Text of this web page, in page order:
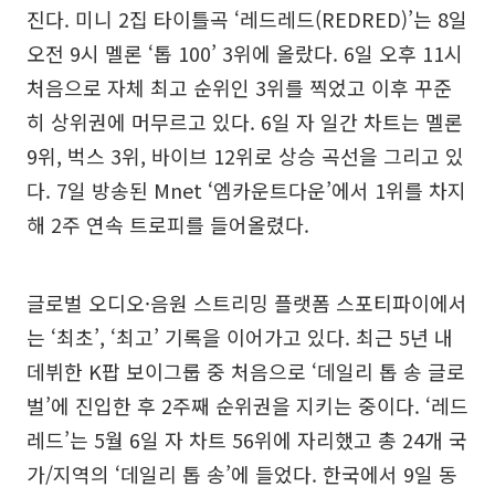
진다. 미니 2집 타이틀곡 ‘레드레드(REDRED)’는 8일
오전 9시 멜론 ‘톱 100’ 3위에 올랐다. 6일 오후 11시
처음으로 자체 최고 순위인 3위를 찍었고 이후 꾸준
히 상위권에 머무르고 있다. 6일 자 일간 차트는 멜론
9위, 벅스 3위, 바이브 12위로 상승 곡선을 그리고 있
다. 7일 방송된 Mnet ‘엠카운트다운’에서 1위를 차지
해 2주 연속 트로피를 들어올렸다.
글로벌 오디오·음원 스트리밍 플랫폼 스포티파이에서
는 ‘최초’, ‘최고’ 기록을 이어가고 있다. 최근 5년 내
데뷔한 K팝 보이그룹 중 처음으로 ‘데일리 톱 송 글로
벌’에 진입한 후 2주째 순위권을 지키는 중이다. ‘레드
레드’는 5월 6일 자 차트 56위에 자리했고 총 24개 국
가/지역의 ‘데일리 톱 송’에 들었다. 한국에서 9일 동